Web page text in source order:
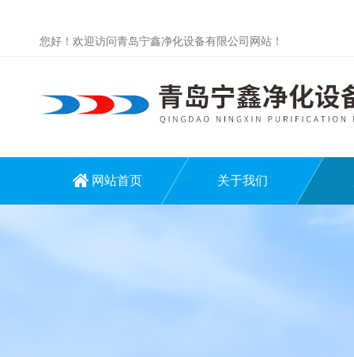
您好！欢迎访问青岛宁鑫净化设备有限公司网站！
网站首页 关于我们